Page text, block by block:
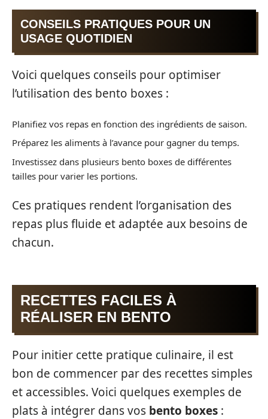
CONSEILS PRATIQUES POUR UN
USAGE QUOTIDIEN
Voici quelques conseils pour optimiser
l’utilisation des bento boxes :
Planifiez vos repas en fonction des ingrédients de saison.
Préparez les aliments à l’avance pour gagner du temps.
Investissez dans plusieurs bento boxes de différentes
tailles pour varier les portions.
Ces pratiques rendent l’organisation des
repas plus fluide et adaptée aux besoins de
chacun.
RECETTES FACILES À
RÉALISER EN BENTO
Pour initier cette pratique culinaire, il est
bon de commencer par des recettes simples
et accessibles. Voici quelques exemples de
plats à intégrer dans vos bento boxes :